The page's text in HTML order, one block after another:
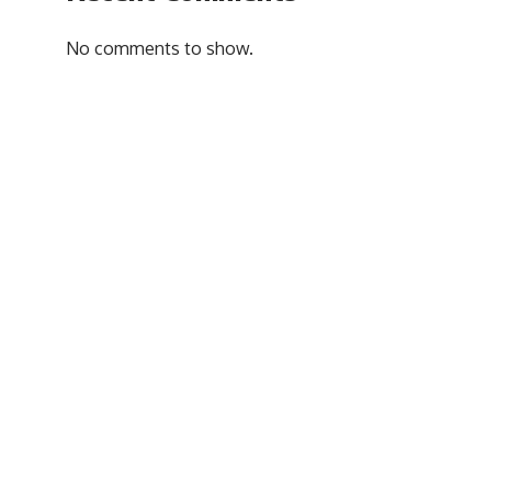
No comments to show.